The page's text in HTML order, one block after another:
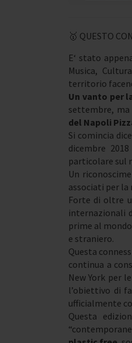
🥇 QUESTO
E‘ stato
Musica,
territorio
Un vanto per
settembre, ma
del Napoli
Si comincia
dicembre
particolare sul
Un
associati per
Forte di oltre
internazionali
prime al
e straniero.
Questa
continua a
New York per
l’obiettivo di
ufficialmente
Questa